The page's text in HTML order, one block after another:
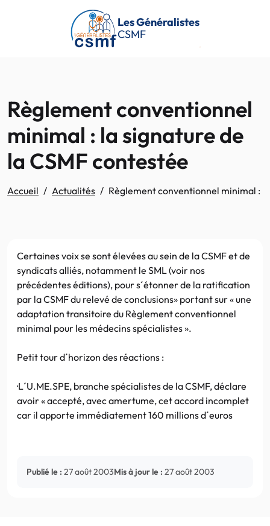
Passer au contenu principal
Les Généralistes
CSMF
Règlement conventionnel
minimal : la signature de
la CSMF contestée
Accueil Actualités Règlement conventionnel minimal :
Certaines voix se sont élevées au sein de la CSMF et de
syndicats alliés, notamment le SML (voir nos
précédentes éditions), pour s´étonner de la ratification
par la CSMF du relevé de conclusions» portant sur « une
adaptation transitoire du Règlement conventionnel
minimal pour les médecins spécialistes ».
Petit tour d´horizon des réactions :
·L´U.ME.SPE, branche spécialistes de la CSMF, déclare
avoir « accepté, avec amertume, cet accord incomplet
car il apporte immédiatement 160 millions d´euros
Publié le : 27 août 2003Mis à jour le : 27 août 2003